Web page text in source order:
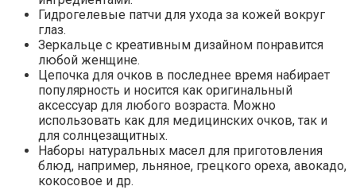
Гидрогелевые патчи для ухода за кожей вокруг
глаз.
Зеркальце с креативным дизайном понравится
любой женщине.
Цепочка для очков в последнее время набирает
популярность и носится как оригинальный
аксессуар для любого возраста. Можно
использовать как для медицинских очков, так и
для солнцезащитных.
Наборы натуральных масел для приготовления
блюд, например, льняное, грецкого ореха, авокадо,
кокосовое и др.